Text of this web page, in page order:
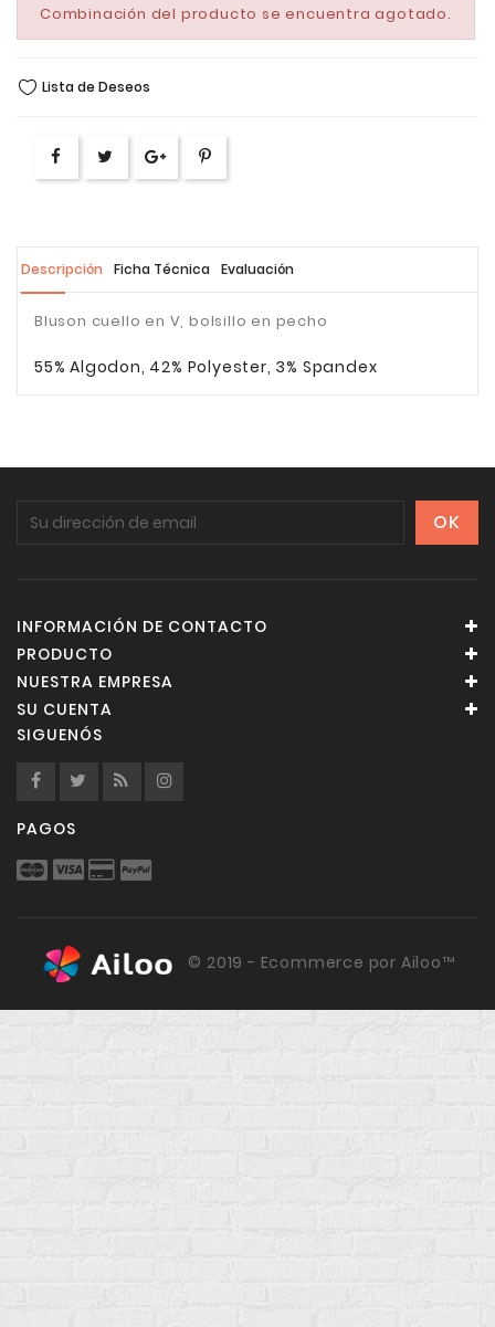
Combinación del producto se encuentra agotado.
Lista de Deseos
Descripción Ficha Técnica Evaluación
Bluson cuello en V, bolsillo en pecho
55% Algodon, 42% Polyester, 3% Spandex
INFORMACIÓN DE CONTACTO
PRODUCTO
NUESTRA EMPRESA
SU CUENTA
SIGUENÓS
PAGOS
© 2019 - Ecommerce por Ailoo™